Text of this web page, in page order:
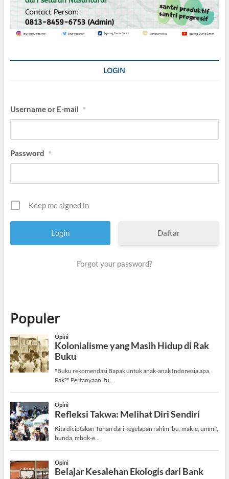
LOGIN
Username or E-mail *
Password *
Keep me signed in
Daftar
Forgot your password?
Populer